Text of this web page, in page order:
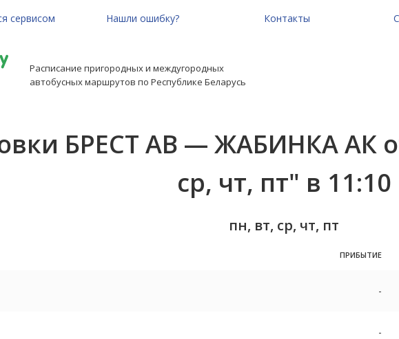
сервисом Нашли ошибку? Контакты
Расписание пригородных и междугородных
автобусных маршрутов по Республике Беларусь
БРЕСТ АВ — ЖАБИНКА АК
ср, чт, пт" в 11:10
пн, вт, ср, чт, пт
ПРИБЫТИЕ
-
-